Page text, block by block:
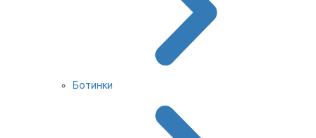
Ботинки